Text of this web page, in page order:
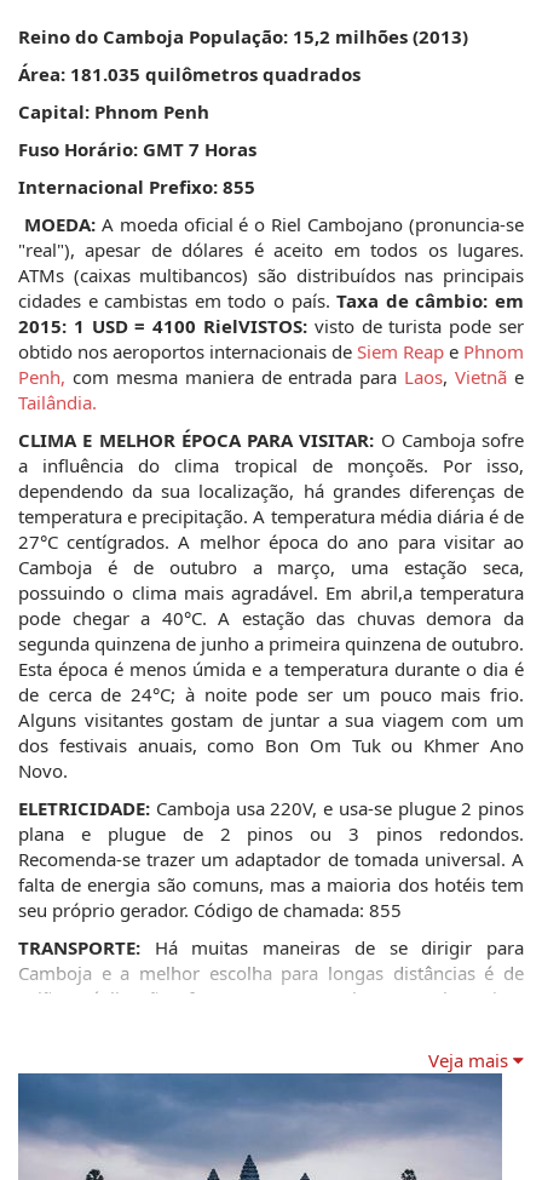
Reino do Camboja População: 15,2 milhões (2013)
Área: 181.035 quilômetros quadrados
Capital: Phnom Penh
Fuso Horário: GMT 7 Horas
Internacional Prefixo: 855
MOEDA: A moeda oficial é o Riel Cambojano (pronuncia-se
"real"), apesar de dólares é aceito em todos os lugares.
ATMs (caixas multibancos) são distribuídos nas principais
cidades e cambistas em todo o país. Taxa de câmbio: em
2015: 1 USD = 4100 RielVISTOS: visto de turista pode ser
obtido nos aeroportos internacionais de Siem Reap e Phnom
Penh, com mesma maniera de entrada para Laos, Vietnã
Tailândia.
CLIMA E MELHOR ÉPOCA PARA VISITAR: O Camboja sofre
a influência do clima tropical de monçoẽs. Por isso,
dependendo da sua localização, há grandes diferenças de
temperatura e precipitação. A temperatura média diária é de
27°C centígrados. A melhor época do ano para visitar ao
Camboja é de outubro a março, uma estação seca,
possuindo o clima mais agradável. Em abril,a temperatura
pode chegar a 40°C. A estação das chuvas demora da
segunda quinzena de junho a primeira quinzena de outubro.
Esta época é menos úmida e a temperatura durante o dia é
de cerca de 24°C; à noite pode ser um pouco mais frio.
Alguns visitantes gostam de juntar a sua viagem com um
dos festivais anuais, como Bon Om Tuk ou Khmer Ano
Novo.
ELETRICIDADE: Camboja usa 220V, e usa-se plugue 2 pinos
plana e plugue de 2 pinos ou 3 pinos redondos.
Recomenda-se trazer um adaptador de tomada universal. A
falta de energia são comuns, mas a maioria dos hotéis tem
seu próprio gerador. Código de chamada: 855
TRANSPORTE: Há muitas maneiras de se dirigir para
Camboja e a melhor escolha para longas distâncias é de
avião. Há ligações frequentes entre Phnom Penh e Siem
moto, triciclo ou táxi. Andar a pé pode ser divertido se não
está muito quente e sabe as distâncias e caminho. No
entanto, muitos dos pontos turísticos e atrações em Siem
Reap ficam muito longe para caminhar. Você poderia
caminhar, mas provavelmente não seria tão agradável como
Veja mais